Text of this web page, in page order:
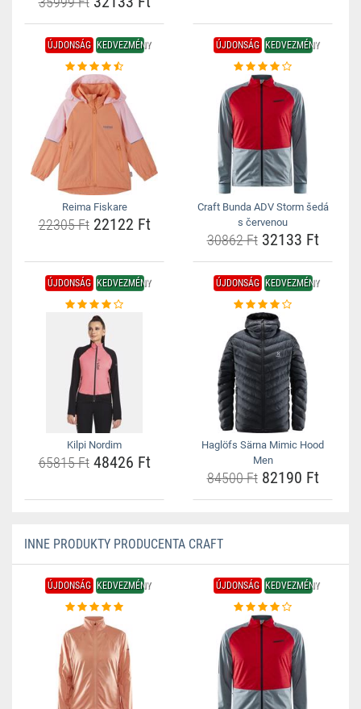
ÚJDONSÁG KEDVEZMÉNY
Reima Fiskare
22305 Ft22122 Ft
ÚJDONSÁG KEDVEZMÉNY
Craft Bunda ADV Storm šedá
s červenou
30862 Ft32133 Ft
ÚJDONSÁG KEDVEZMÉNY
Kilpi Nordim
65815 Ft48426 Ft
ÚJDONSÁG KEDVEZMÉNY
Haglöfs Särna Mimic Hood
Men
84500 Ft82190 Ft
INNE PRODUKTY PRODUCENTA CRAFT
ÚJDONSÁG KEDVEZMÉNY ÚJDONSÁG KEDVEZMÉNY